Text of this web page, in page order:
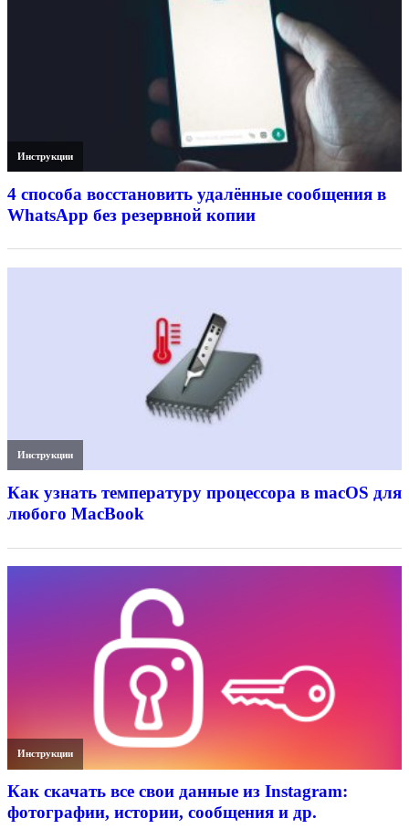
Инструкции
4 способа восстановить удалённые сообщения в
WhatsApp без резервной копии
Инструкции
Как узнать температуру процессора в macOS для
любого MacBook
Инструкции
Как скачать все свои данные из Instagram:
фотографии, истории, сообщения и др.